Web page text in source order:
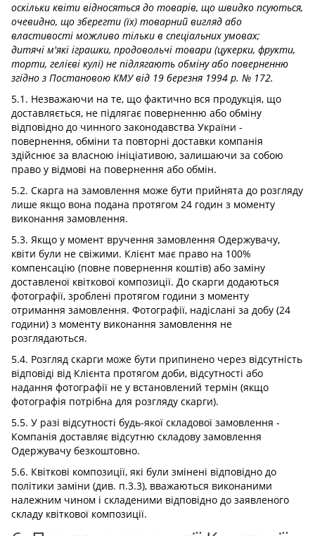
оскільки квіти відносяться до товарів, що швидко псуються,
очевидно, що зберегти (їх) товарний вигляд або
властивості можливо тільки в спеціальних умовах;
дитячі м'які іграшки, продовольчі товари (цукерки, фрукти,
торти, гелієві кулі) не підлягають обміну або поверненню
згідно з Постановою КМУ від 19 березня 1994 р. № 172.
5.1. Незважаючи на те, що фактично вся продукція, що
доставляється, не підлягає поверненню або обміну
відповідно до чинного законодавства України -
повернення, обміни та повторні доставки компанія
здійснює за власною ініціативою, залишаючи за собою
право у відмові на повернення або обмін.
5.2. Скарга на замовлення може бути прийнята до розгляду
лише якщо вона подана протягом 24 годин з моменту
виконання замовлення.
5.3. Якщо у момент вручення замовлення Одержувачу,
квіти були не свіжими. Клієнт має право на 100%
компенсацію (повне повернення коштів) або заміну
доставленої квіткової композиції. До скарги додаються
фотографії, зроблені протягом години з моменту
отримання замовлення. Фотографії, надіслані за добу (24
години) з моменту виконання замовлення не
розглядаються.
5.4. Розгляд скарги може бути припинено через відсутність
відповіді від Клієнта протягом доби, відсутності або
надання фотографії не у встановлений термін (якщо
фотографія потрібна для розгляду скарги).
5.5. У разі відсутності будь-якої складової замовлення -
Компанія доставляє відсутню складову замовлення
Одержувачу безкоштовно.
5.6. Квіткові композиції, які були змінені відповідно до
політики заміни (див. п.3.3), вважаються виконаними
належним чином і складеними відповідно до заявленого
складу квіткової композиції.